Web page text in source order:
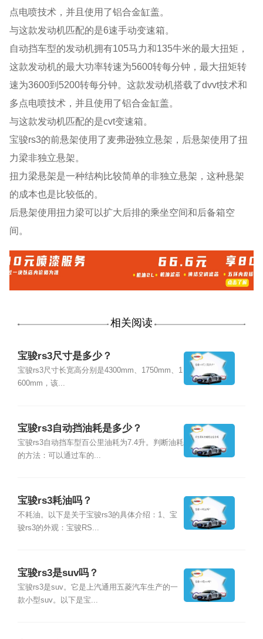
点电喷技术，并且使用了铝合金缸盖。
与这款发动机匹配的是6速手动变速箱。
自动挡车型的发动机拥有105马力和135牛米的最大扭矩，
这款发动机的最大功率转速为5600转每分钟，最大扭矩转
速为3600到5200转每分钟。这款发动机搭载了dvvt技术和
多点电喷技术，并且使用了铝合金缸盖。
与这款发动机匹配的是cvt变速箱。
宝骏rs3的前悬架使用了麦弗逊独立悬架，后悬架使用了扭
力梁非独立悬架。
扭力梁悬架是一种结构比较简单的非独立悬架，这种悬架
的成本也是比较低的。
后悬架使用扭力梁可以扩大后排的乘坐空间和后备箱空
间。
相关阅读
宝骏rs3尺寸是多少？
宝骏rs3尺寸长宽高分别是4300mm、1750mm、1
600mm，该...
宝骏rs3自动挡油耗是多少？
宝骏rs3自动挡车型百公里油耗为7.4升。判断油耗
的方法：可以通过车的...
宝骏rs3耗油吗？
不耗油。以下是关于宝骏rs3的具体介绍：1、宝
骏rs3的外观：宝骏RS...
宝骏rs3是suv吗？
宝骏rs3是suv。它是上汽通用五菱汽车生产的一
款小型suv。以下是宝...